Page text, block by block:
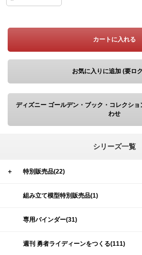
カートに入れる
お気に入りに追加 (要ロ
ディズニー ゴールデン・ブック・コレクシ
わせ
シリーズ一覧
＋ 特別販売品(22)
組み立て模型特別販売品(1)
専用バインダー(31)
週刊 勇者ライディーンをつくる(111)